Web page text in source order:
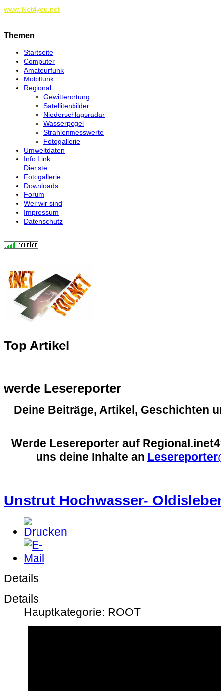
www.iNet4you.net
Themen
Startseite
Computer
Amateurfunk
Mobilfunk
Regional
Gewitterortung
Satellitenbilder
Niederschlagsradar
Wasserpegel
Strahlenmesswerte
Fotogallerie
Umweltdaten
Info Link
Dienste
Fotogallerie
Downloads
Forum
Wer wir sind
Impressum
Datenschutz
Top Artikel
werde Lesereporter
Deine Beiträge, Artikel, Geschichten
Werde Lesereporter auf
uns deine Inhalte an
Unstrut Hochwasser-
Details
Details
Hauptkategorie: ROOT